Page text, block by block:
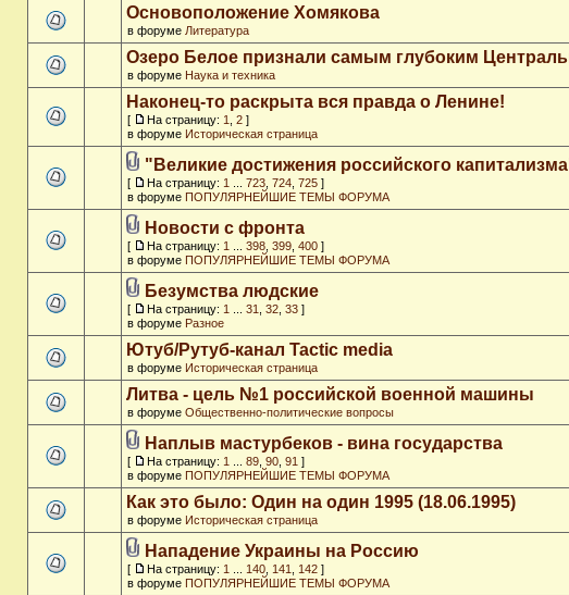
Основоположение Хомякова
в форуме Литература
Озеро Белое признали самым глубоким
в форуме Наука и техника
Наконец-то раскрыта вся правда о Ленине!
[ На страницу: 1 2 ]
в форуме Историческая страница
"Великие достижения российского
[ На страницу: 1 723 724 725 ]
в форуме ПОПУЛЯРНЕЙШИЕ ТЕМЫ ФОРУМА
Новости с фронта
[ На страницу: 1 398 399 400 ]
в форуме ПОПУЛЯРНЕЙШИЕ ТЕМЫ ФОРУМА
Безумства людские
[ На страницу: 1 31 32 33 ]
в форуме Разное
Ютуб/Рутуб-канал Tactic media
в форуме Историческая страница
Литва - цель №1 российской военной машины
в форуме Общественно-политические вопросы
Наплыв мастурбеков - вина государства
[ На страницу: 1 89 90 91 ]
в форуме ПОПУЛЯРНЕЙШИЕ ТЕМЫ ФОРУМА
Как это было: Один на один 1995 (18.06.1995)
в форуме Историческая страница
Нападение Украины на Россию
[ На страницу: 1 140 141 142 ]
в форуме ПОПУЛЯРНЕЙШИЕ ТЕМЫ ФОРУМА